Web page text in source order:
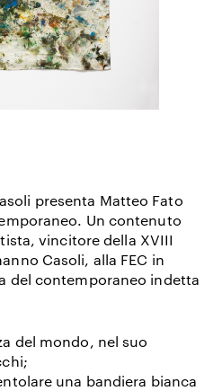
presenta Matteo Fato
Un contenuto
vincitore della XVIII
Casoli, alla FEC in
del contemporaneo indetta
del mondo, nel suo
una bandiera bianca